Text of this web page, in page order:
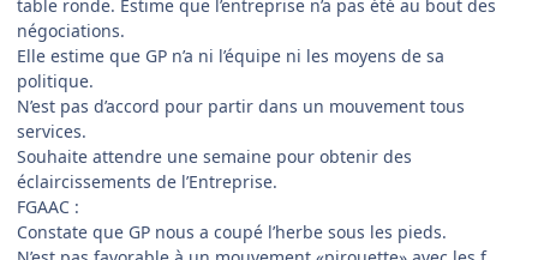
table ronde. Estime que l’entreprise n’a pas été au bout des
négociations.
Elle estime que GP n’a ni l’équipe ni les moyens de sa
politique.
N’est pas d’accord pour partir dans un mouvement tous
services.
Souhaite attendre une semaine pour obtenir des
éclaircissements de l’Entreprise.
FGAAC :
Constate que GP nous a coupé l’herbe sous les pieds.